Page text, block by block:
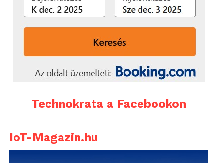
Technokrata a Facebookon
IoT-Magazin.hu